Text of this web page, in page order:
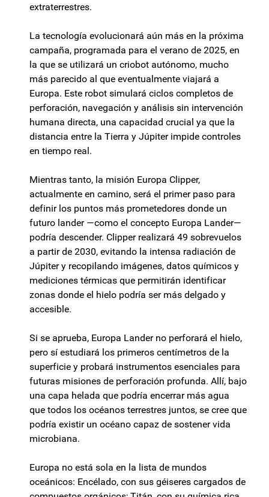
extraterrestres.
La tecnología evolucionará aún más en la próxima
campaña, programada para el verano de 2025, en
la que se utilizará un criobot autónomo, mucho
más parecido al que eventualmente viajará a
Europa. Este robot simulará ciclos completos de
perforación, navegación y análisis sin intervención
humana directa, una capacidad crucial ya que la
distancia entre la Tierra y Júpiter impide controles
en tiempo real.
Mientras tanto, la misión Europa Clipper,
actualmente en camino, será el primer paso para
definir los puntos más prometedores donde un
futuro lander —como el concepto Europa Lander—
podría descender. Clipper realizará 49 sobrevuelos
a partir de 2030, evitando la intensa radiación de
Júpiter y recopilando imágenes, datos químicos y
mediciones térmicas que permitirán identificar
zonas donde el hielo podría ser más delgado y
accesible.
Si se aprueba, Europa Lander no perforará el hielo,
pero sí estudiará los primeros centímetros de la
superficie y probará instrumentos esenciales para
futuras misiones de perforación profunda. Allí, bajo
una capa helada que podría encerrar más agua
que todos los océanos terrestres juntos, se cree que
podría existir un océano capaz de sostener vida
microbiana.
Europa no está sola en la lista de mundos
oceánicos: Encélado, con sus géiseres cargados de